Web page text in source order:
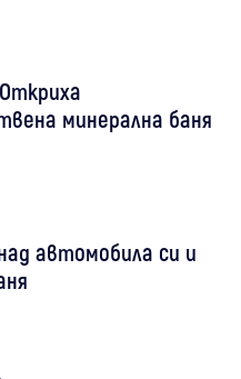
минерална баня
автомобила си и